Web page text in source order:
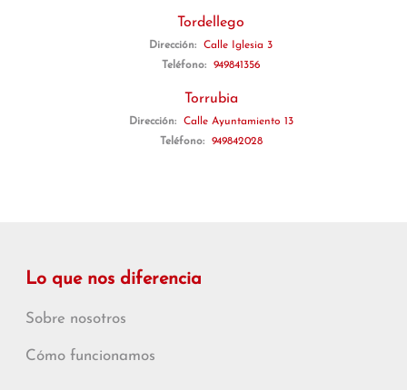
Tordellego
Dirección:
Calle Iglesia 3
Teléfono:
949841356
Torrubia
Dirección:
Calle Ayuntamiento 13
Teléfono:
949842028
Lo que nos diferencia
Sobre nosotros
Cómo funcionamos